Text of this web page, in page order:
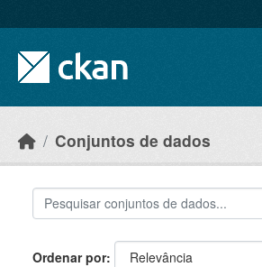
Conjuntos de dados
Ordenar por